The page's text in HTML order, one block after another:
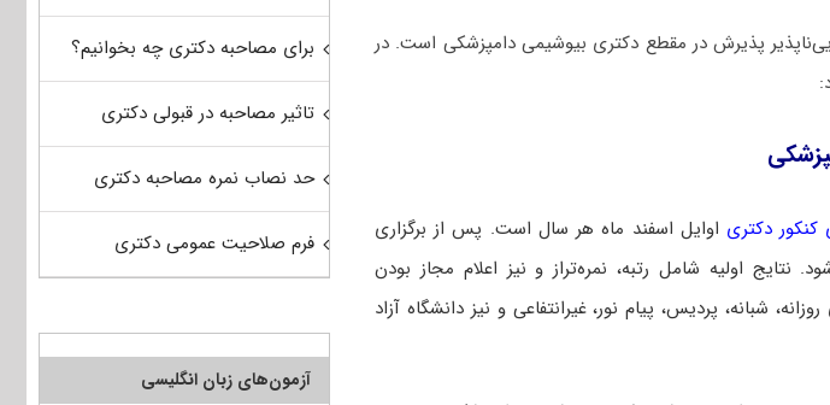
پذیرش در مقطع دکتری بیوشیمی دامپزشکی است. در
کنکور دکتری اوایل اسفند ماه هر سال است. پس از برگزاری
نتایج اولیه شامل رتبه، نمره‌تراز و نیز اعلام مجاز بودن
شبانه، پردیس، پیام نور، غیرانتفاعی و نیز دانشگاه آزاد
برای مصاحبه دکتری چه بخوانیم؟
تاثیر مصاحبه در قبولی دکتری
حد نصاب نمره مصاحبه دکتری
فرم صلاحیت عمومی دکتری
آزمون‌های زبان انگلیسی